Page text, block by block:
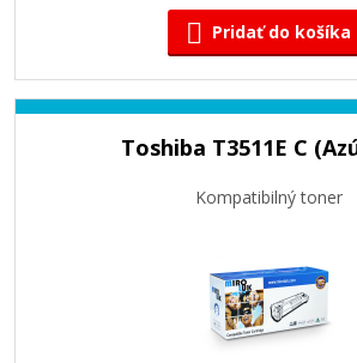
Pridať do košíka
Toshiba T3511E C
Kompatibilný toner